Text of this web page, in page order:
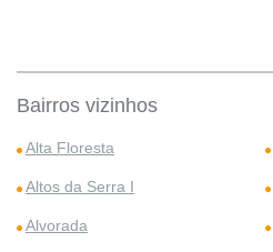
Bairros vizinhos
Alta Floresta
Altos da Serra I
Alvorada